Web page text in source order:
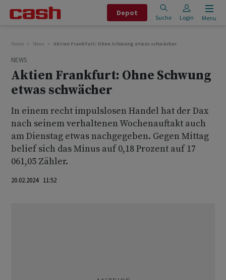
Depot
Suche Login Menu
Home News Aktien Frankfurt: Ohne Schwung etwas schwächer
NEWS
Aktien Frankfurt: Ohne Schwung
etwas schwächer
In einem recht impulslosen Handel hat der Dax
nach seinem verhaltenen Wochenauftakt auch
am Dienstag etwas nachgegeben. Gegen Mittag
belief sich das Minus auf 0,18 Prozent auf 17
061,05 Zähler.
20.02.2024 11:52